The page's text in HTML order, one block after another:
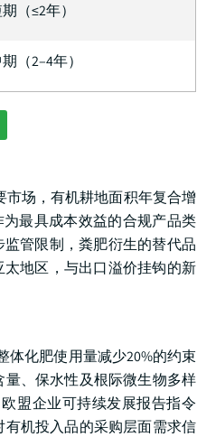
（≤2年）
（2–4年）
市场，有机耕地面积年复合增
最具成本效益的合规产品类
管限制，粪肥衍生的替代品
地区，与出口溢价挂钩的新
体化肥使用量减少20%的约束
、保水性及根际微生物多样
盟企业可持续发展报告指令
有机投入品的采购层面需求信